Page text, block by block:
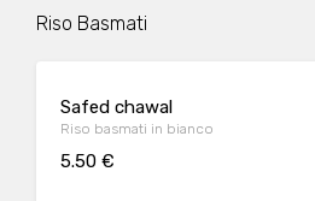
Riso Basmati
Safed chawal
Riso basmati in bianco
5.50 €